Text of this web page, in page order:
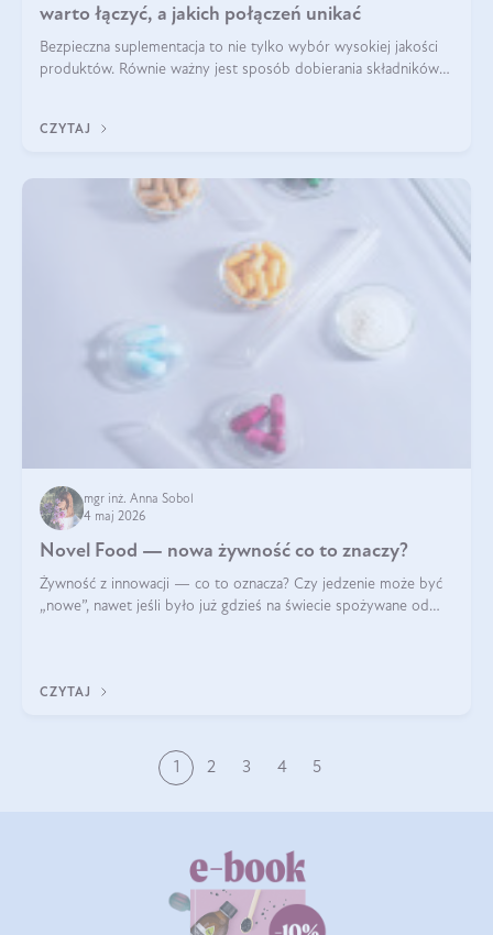
warto łączyć, a jakich połączeń unikać
Bezpieczna suplementacja to nie tylko wybór wysokiej jakości
produktów. Równie ważny jest sposób dobierania składników
CZYTAJ
mgr inż. Anna Sobol
4 maj 2026
Novel Food — nowa żywność co to znaczy?
Żywność z innowacji — co to oznacza? Czy jedzenie może być
„nowe”, nawet jeśli było już gdzieś na świecie spożywane od
CZYTAJ
1 2 3 4 5